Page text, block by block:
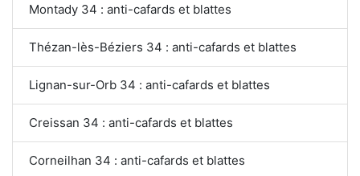
Montady 34 : anti-cafards et blattes
Thézan-lès-Béziers 34 : anti-cafards et blattes
Lignan-sur-Orb 34 : anti-cafards et blattes
Creissan 34 : anti-cafards et blattes
Corneilhan 34 : anti-cafards et blattes